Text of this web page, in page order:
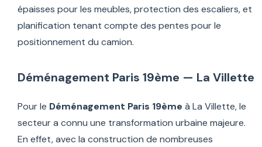
épaisses pour les meubles, protection des escaliers, et
planification tenant compte des pentes pour le
positionnement du camion.
Déménagement Paris 19ème — La Villette
Pour le Déménagement Paris 19ème à La Villette, le
secteur a connu une transformation urbaine majeure.
En effet, avec la construction de nombreuses